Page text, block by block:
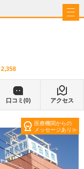
2,358
口コミ(0) アクセス
医療機関からの
メッセージあり